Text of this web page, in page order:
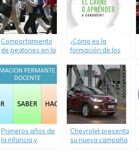
vehículo»
Comportamiento
de peatones en la
Aires. Informe
2016 de OVILAM
¿Cómo es la
formación de los
afecta a su
conducción? Video.
Primeros años de
la infancia y
Chevrolet presenta
su nueva campaña